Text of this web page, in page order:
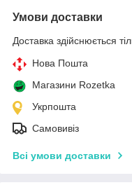
Умови доставки
Доставка здійснюється
Нова Пошта
Магазини Rozetka
Укрпошта
Самовивіз
Всі умови доставки